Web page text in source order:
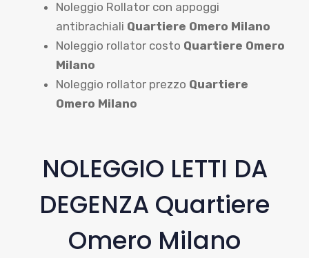
Noleggio Rollator con appoggi
antibrachiali Quartiere Omero Milano
Noleggio rollator costo Quartiere Omero
Milano
Noleggio rollator prezzo Quartiere
Omero Milano
NOLEGGIO LETTI DA
DEGENZA Quartiere
Omero Milano